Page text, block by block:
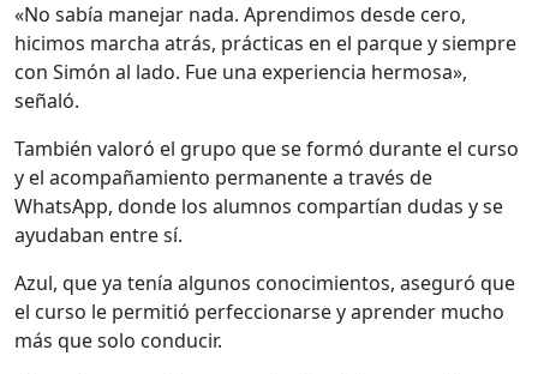
«No sabía manejar nada. Aprendimos desde cero,
hicimos marcha atrás, prácticas en el parque y siempre
con Simón al lado. Fue una experiencia hermosa»,
señaló.
También valoró el grupo que se formó durante el curso
y el acompañamiento permanente a través de
WhatsApp, donde los alumnos compartían dudas y se
ayudaban entre sí.
Azul, que ya tenía algunos conocimientos, aseguró que
el curso le permitió perfeccionarse y aprender mucho
más que solo conducir.